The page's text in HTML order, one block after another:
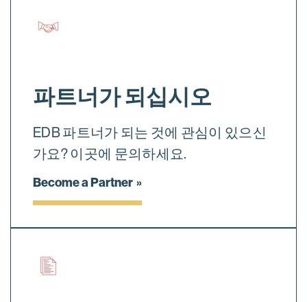
파트너가 되십시오
EDB 파트너가 되는 것에 관심이 있으신
가요? 이곳에 문의하세요.
Become a Partner